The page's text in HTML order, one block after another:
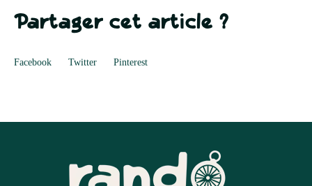
Partager cet article ?
Facebook Twitter Pinterest